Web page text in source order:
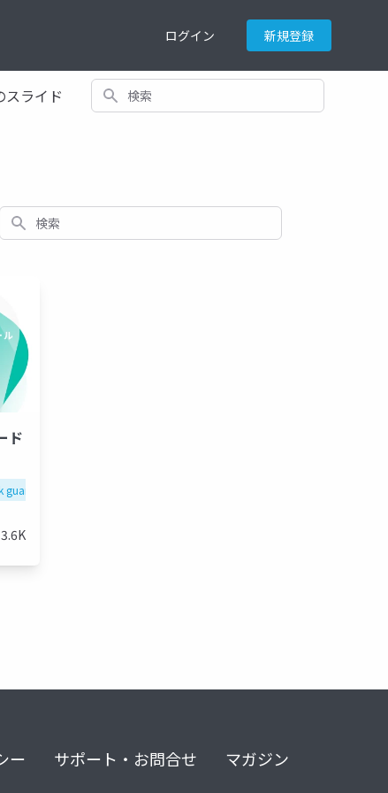
ログイン 新規登録
スライド 検索
検索
ド
3.6K
ー サポート・お問合せ マガジン